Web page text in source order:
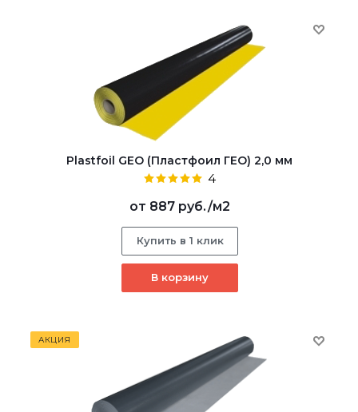
Plastfoil GEO (Пластфоил ГЕО) 2,0 мм
4
от 887 руб./м2
Купить в 1 клик
В корзину
АКЦИЯ